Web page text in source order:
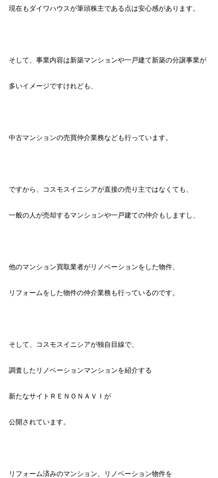
現在もダイワハウスが筆頭株主である点は安心感があります。
そして、事業内容は新築マンションや一戸建て新築の分譲事業が
多いイメージですけれども、
中古マンションの売買仲介業務なども行っています。
ですから、コスモスイニシアが直接の売り主ではなくても、
一般の人が売却するマンションや一戸建ての仲介もしますし、
他のマンション買取業者がリノベーションをした物件、
リフォームをした物件の仲介業務も行っているのです。
そして、コスモスイニシアが独自目線で、
調査したリノベーションマンションを紹介する
新たなサイトＲＥＮＯＮＡＶＩが
公開されています。
リフォーム済みのマンション、リノベーション物件を